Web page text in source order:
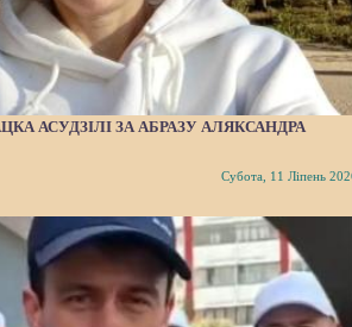
АСУДЗІЛІ ЗА АБРАЗУ АЛЯКСАНДРА
Субота, 11 Ліпень